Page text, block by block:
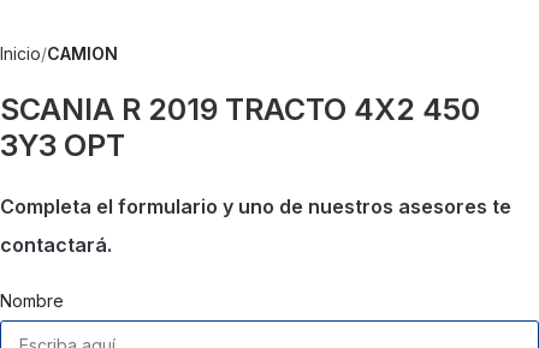
Inicio CAMION
SCANIA R 2019 TRACTO 4X2 450
3Y3 OPT
Completa el formulario y uno de nuestros asesores te
contactará.
Nombre